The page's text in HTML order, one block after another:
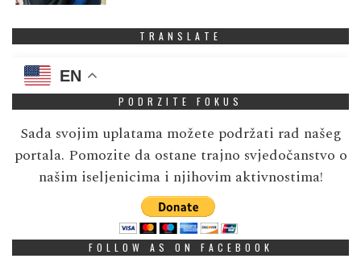
TRANSLATE
EN
PODRZITE FOKUS
Sada svojim uplatama možete podržati rad našeg
portala. Pomozite da ostane trajno svjedočanstvo o
našim iseljenicima i njihovim aktivnostima!
FOLLOW AS ON FACEBOOK